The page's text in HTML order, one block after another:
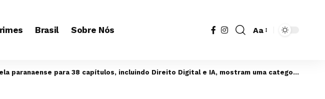
Brasil Sobre Nós
Redimensionador
Aa
capítulos, incluindo Direito Digital e IA, mostram uma categoria em processo acelerado de atualização profissional